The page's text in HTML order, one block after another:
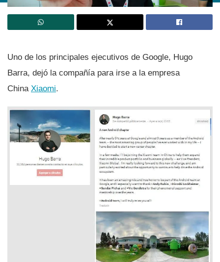
Uno de los principales ejecutivos de Google, Hugo
Barra, dejó la compañí­a para irse a la empresa
China Xiaomi.